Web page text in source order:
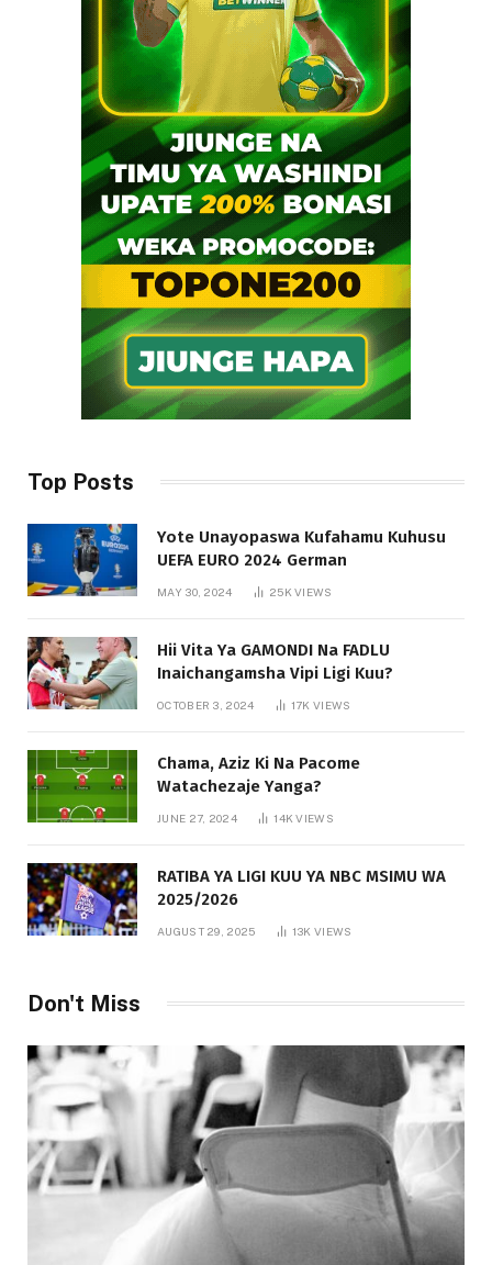
Top Posts
Yote Unayopaswa Kufahamu Kuhusu
UEFA EURO 2024 German
MAY 30, 2024 25KVIEWS
Hii Vita Ya GAMONDI Na FADLU
Inaichangamsha Vipi Ligi Kuu?
OCTOBER 3, 2024 17KVIEWS
Chama, Aziz Ki Na Pacome
Watachezaje Yanga?
JUNE 27, 2024 14KVIEWS
RATIBA YA LIGI KUU YA NBC MSIMU WA
2025/2026
AUGUST 29, 2025 13KVIEWS
Don't Miss